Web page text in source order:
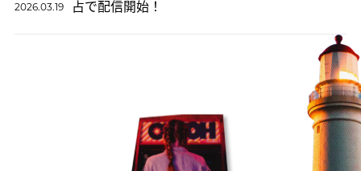
2026.03.19
占で配信開始！